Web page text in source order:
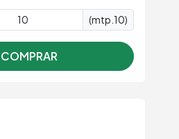
(mtp.10)
COMPRAR